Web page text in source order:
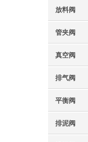
放料阀
管夹阀
真空阀
排气阀
平衡阀
排泥阀